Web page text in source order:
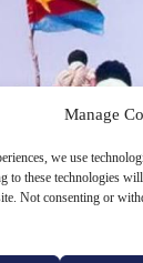
Manage
we use
to these technologies
Not consenting or